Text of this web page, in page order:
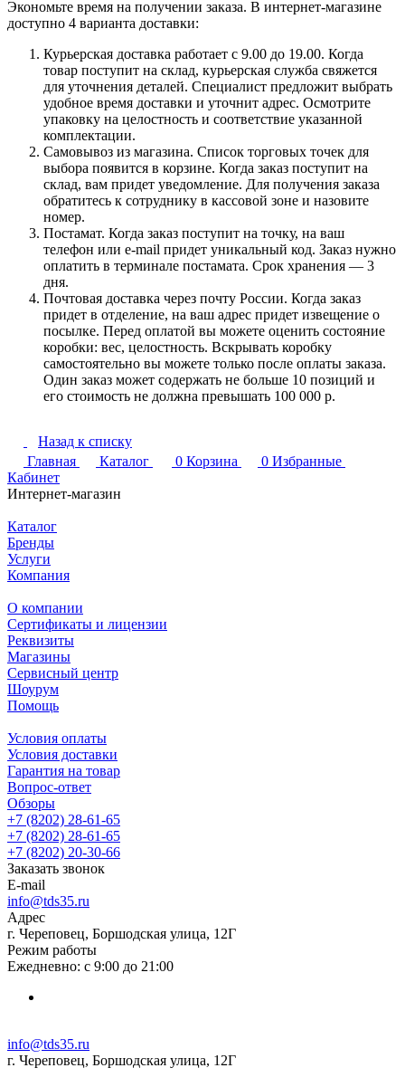
Экономьте время на получении заказа. В интернет-магазине
доступно 4 варианта доставки:
Курьерская доставка работает с 9.00 до 19.00. Когда
товар поступит на склад, курьерская служба свяжется
для уточнения деталей. Специалист предложит выбрать
удобное время доставки и уточнит адрес. Осмотрите
упаковку на целостность и соответствие указанной
комплектации.
Самовывоз из магазина. Список торговых точек для
выбора появится в корзине. Когда заказ поступит на
склад, вам придет уведомление. Для получения заказа
обратитесь к сотруднику в кассовой зоне и назовите
номер.
Постамат. Когда заказ поступит на точку, на ваш
телефон или e-mail придет уникальный код. Заказ нужно
оплатить в терминале постамата. Срок хранения — 3
дня.
Почтовая доставка через почту России. Когда заказ
придет в отделение, на ваш адрес придет извещение о
посылке. Перед оплатой вы можете оценить состояние
коробки: вес, целостность. Вскрывать коробку
самостоятельно вы можете только после оплаты заказа.
Один заказ может содержать не больше 10 позиций и
его стоимость не должна превышать 100 000 р.
Назад к списку
Главная
Каталог 0 Корзина 0 Избранные
Кабинет
Интернет-магазин
Каталог
Бренды
Услуги
Компания
О компании
Сертификаты и лицензии
Реквизиты
Магазины
Сервисный центр
Шоурум
Помощь
Условия оплаты
Условия доставки
Гарантия на товар
Вопрос-ответ
Обзоры
+7 (8202) 28‑61-65
+7 (8202) 28‑61-65
+7 (8202) 20‑30-66
Заказать звонок
E-mail
info@tds35.ru
Адрес
г. Череповец, Боршодская улица, 12Г
Режим работы
Ежедневно: с 9:00 до 21:00
info@tds35.ru
г. Череповец, Боршодская улица, 12Г